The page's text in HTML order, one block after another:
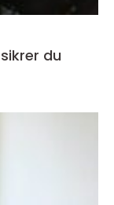
du